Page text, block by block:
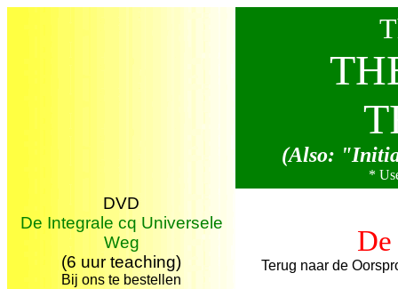
(Also:
*
DVD
De Integrale cq Universele
Weg
(6 uur teaching)
Bij ons te bestellen
Terug naar de